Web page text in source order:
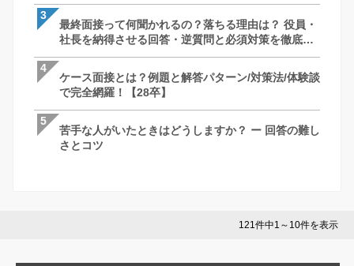
3
最終面接って何聞かれるの？落ちる理由は？ 役員・
社長を納得させる回答・逆質問と必須対策を徹底解
説
4
ケース面接とは？例題と解答パターン/対策法/体験談
で完全網羅！【28卒】
5
苦手な人がいたときはどうしますか？ ー 回答の難し
さとコツ
最終面接って何聞かれるの？落ちる理由
社長を納得させる回答・逆質問と必須対
説
ケース面接とは？例題と解答パターン/対
で完全網羅！【28卒】
GAB対策完全ガイド！言語・計数のコツ
ケース面接とは？例題と解答パターン/対
で完全網羅！【28卒】
最終面接って何聞かれるの？落ちる理由
社長を納得させる回答・逆質問と必須対
説
苦手な人がいたときはどうしますか？ ー
121件中1～10件を表示